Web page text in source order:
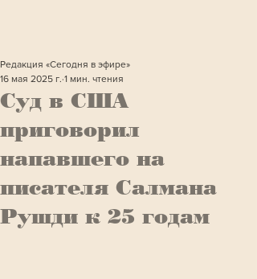
Суд в США
приговорил
напавшего на
писателя Салмана
Рушди к 25 годам
Редакция «Сегодня в эфире»
16 мая 2025 г. 1 мин. чтения